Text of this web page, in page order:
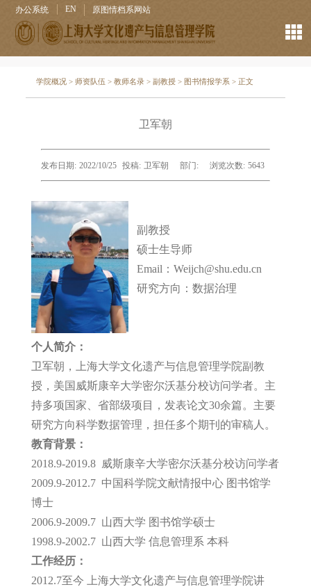
办公系统 EN 原图情档系网站
学院概况 > 师资队伍 >教师名录 >副教授 > 图书情报学系 > 正文
卫军朝
发布日期: 2022/10/25 投稿: 卫军朝 部门: 浏览次数: 5643
副教授
硕士生导师
Email：Weijch@shu.edu.cn
研究方向：数据治理
个人简介：
卫军朝，上海大学文化遗产与信息管理学院副教
授，美国威斯康辛大学密尔沃基分校访问学者。主
持多项国家、省部级项目，发表论文30余篇。主要
研究方向科学数据管理，担任多个期刊的审稿人。
教育背景：
2018.9-2019.8 威斯康辛大学密尔沃基分校访问学者
2009.9-2012.7 中国科学院文献情报中心 图书馆学
博士
2006.9-2009.7 山西大学 图书馆学硕士
1998.9-2002.7 山西大学 信息管理系 本科
工作经历：
2012.7至今 上海大学文化遗产与信息管理学院讲